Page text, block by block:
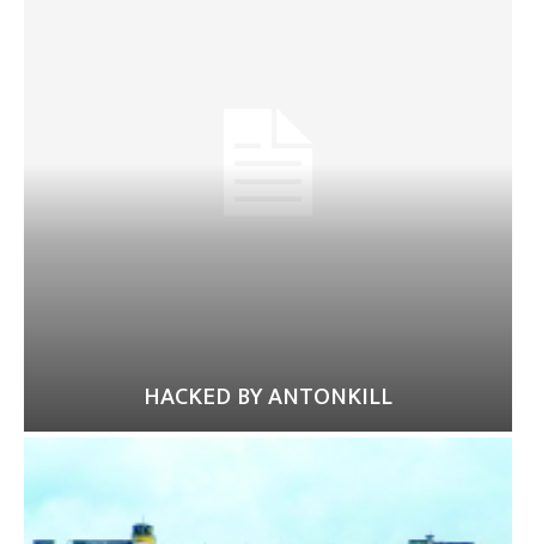
HACKED BY ANTONKILL